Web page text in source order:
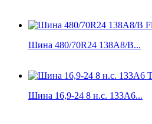
Шина 480/70R24 138A8/B...
Шина 16,9-24 8 н.с. 133A6...